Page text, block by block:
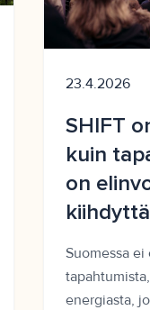
23.4.2026
SHIFT
kuin
on
Suomessa ei
energiasta,